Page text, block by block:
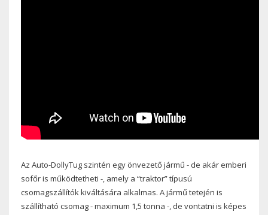
Az Auto-DollyTug szintén egy önvezető jármű - de akár emberi
sofőr is működtetheti -, amely a “traktor” típusú
csomagszállítók kiváltására alkalmas. A jármű tetején is
szállítható csomag - maximum 1,5 tonna -, de vontatni is képes